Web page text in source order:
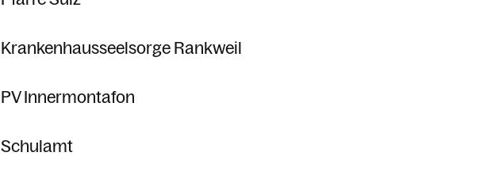
Krankenhausseelsorge Rankweil
PV Innermontafon
Schulamt